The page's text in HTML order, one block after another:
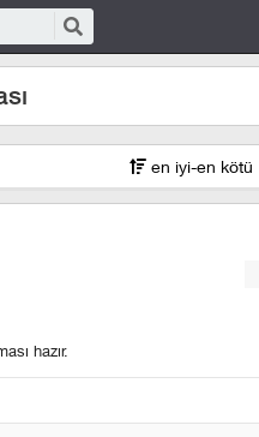
en iyi-en kötü
hazır.